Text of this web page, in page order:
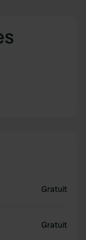
Gratuit
Gratuit